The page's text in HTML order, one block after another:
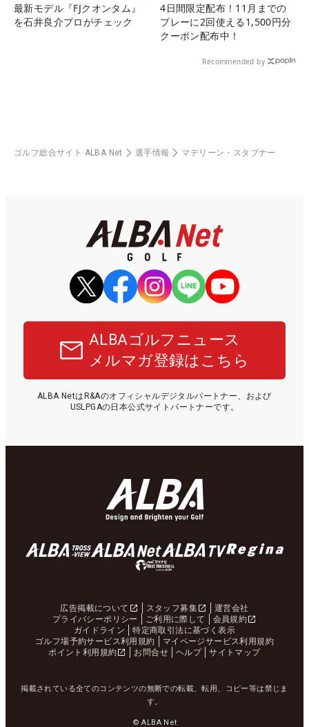
最新モデル『FJクオンタム』
を石井良介プロがチェック
4日間限定配布！11月までの
プレーに2回使える1,500円分
クーポン配布中！
Recommended by
ゴルフ総合サイト ALBA Net 選手情報 マデリーン・スタブナー
ALBAゴルフニュース
メルマガ登録はこちら
ALBA NetはR&Aのオフィシャルデジタルパートナー、および
USLPGAの日本公式サイトパートナーです。
広告掲載について スタッフ募集
運営会社
プライバシーポリシー
ご利用に際して
会員規約
ガイドライン
特定商取引法に基づく表示
ゴルフ場予約サービス利用規約
マイページサービス利用規約
ポイント利用規約
お問合せ ヘルプ サイトマップ
掲載されている全てのコンテンツの無断での転載、転用、コピー等は禁じま
す。
© ALBA Net